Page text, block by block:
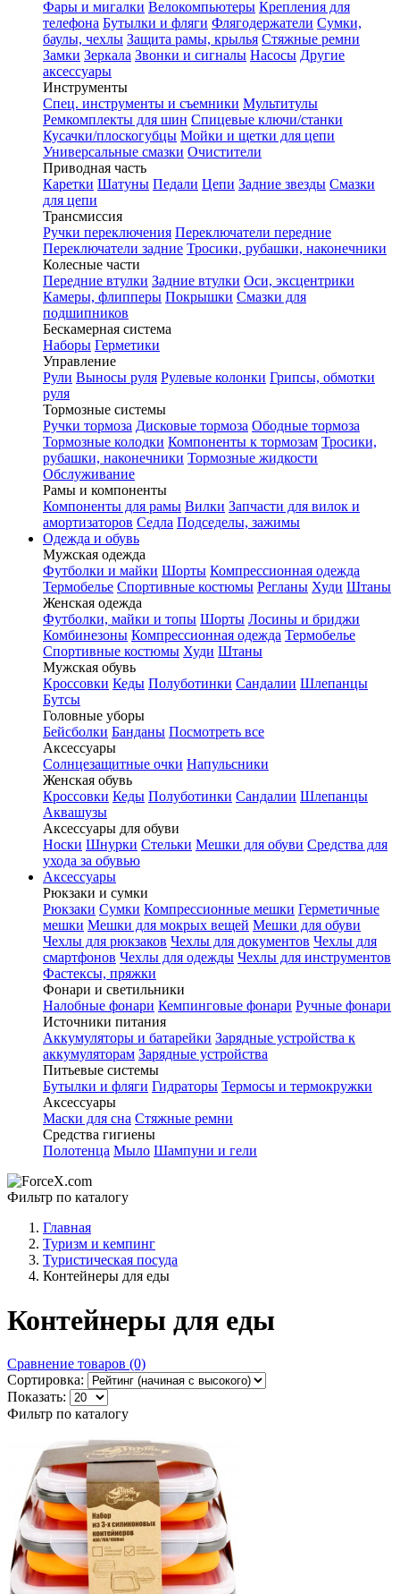
Фары и мигалки Велокомпьютеры Крепления для
телефона Бутылки и фляги Флягодержатели Сумки,
баулы, чехлы Защита рамы, крылья Стяжные ремни
Замки Зеркала Звонки и сигналы Насосы Другие
аксессуары
Инструменты
Спец. инструменты и съемники Мультитулы
Ремкомплекты для шин Спицевые ключи/станки
Кусачки/плоскогубцы Мойки и щетки для цепи
Универсальные смазки Очистители
Приводная часть
Каретки Шатуны Педали Цепи Задние звезды Смазки
для цепи
Трансмиссия
Ручки переключения Переключатели передние
Переключатели задние Тросики, рубашки, наконечники
Колесные части
Передние втулки Задние втулки Оси, эксцентрики
Камеры, флипперы Покрышки Смазки для
подшипников
Бескамерная система
Наборы Герметики
Управление
Рули Выносы руля Рулевые колонки Грипсы, обмотки
руля
Тормозные системы
Ручки тормоза Дисковые тормоза Ободные тормоза
Тормозные колодки Компоненты к тормозам Тросики,
рубашки, наконечники Тормозные жидкости
Обслуживание
Рамы и компоненты
Компоненты для рамы Вилки Запчасти для вилок и
амортизаторов Седла Подседелы, зажимы
Одежда и обувь
Мужская одежда
Футболки и майки Шорты Компрессионная одежда
Термобелье Спортивные костюмы Регланы Худи Штаны
Женская одежда
Футболки, майки и топы Шорты Лосины и бриджи
Комбинезоны Компрессионная одежда Термобелье
Спортивные костюмы Худи Штаны
Мужская обувь
Кроссовки Кеды Полуботинки Сандалии Шлепанцы
Бутсы
Головные уборы
Бейсболки Банданы Посмотреть все
Аксессуары
Солнцезащитные очки Напульсники
Женская обувь
Кроссовки Кеды Полуботинки Сандалии Шлепанцы
Аквашузы
Аксессуары для обуви
Носки Шнурки Стельки Мешки для обуви Средства для
ухода за обувью
Аксессуары
Рюкзаки и сумки
Рюкзаки Сумки Компрессионные мешки Герметичные
мешки Мешки для мокрых вещей Мешки для обуви
Чехлы для рюкзаков Чехлы для документов Чехлы для
смартфонов Чехлы для одежды Чехлы для инструментов
Фастексы, пряжки
Фонари и светильники
Налобные фонари Кемпинговые фонари Ручные фонари
Источники питания
Аккумуляторы и батарейки Зарядные устройства к
аккумуляторам Зарядные устройства
Питьевые системы
Бутылки и фляги Гидраторы Термосы и термокружки
Аксессуары
Маски для сна Стяжные ремни
Средства гигиены
Полотенца Мыло Шампуни и гели
Фильтр по каталогу
Главная
Туризм и кемпинг
Туристическая посуда
Контейнеры для еды
Контейнеры для еды
Сравнение товаров (0)
Сортировка:
Показать:
Фильтр по каталогу